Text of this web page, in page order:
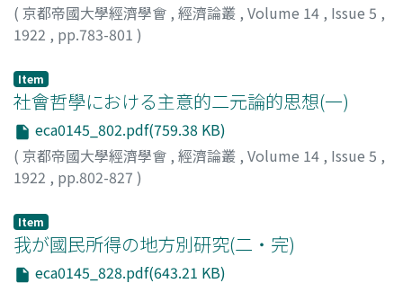
( 京都帝國大學經濟學會 , 經濟論叢 , Volume 14 , Issue 5 ,
1922 , pp.783-801 )
Item
社會哲學における主意的二元論的思想(一)
eca0145_802.pdf(759.38 KB)
( 京都帝國大學經濟學會 , 經濟論叢 , Volume 14 , Issue 5 ,
1922 , pp.802-827 )
Item
我が國民所得の地方別研究(二・完)
eca0145_828.pdf(643.21 KB)